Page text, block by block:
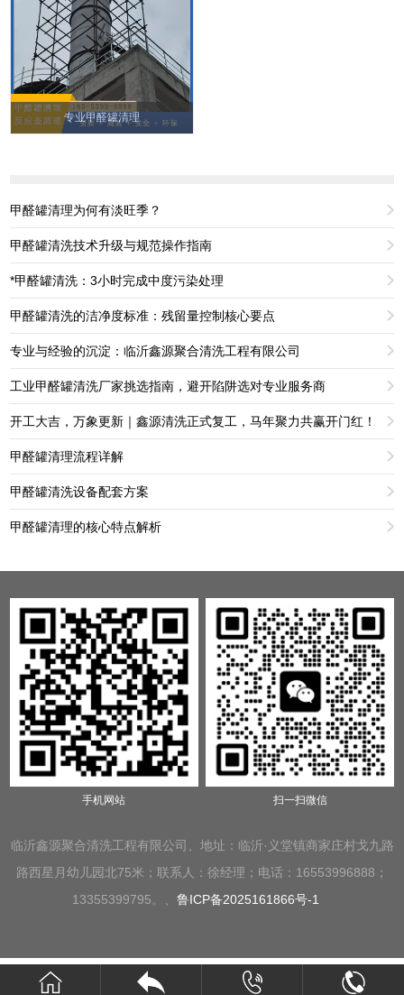
专业甲醛罐清理
甲醛罐清理为何有淡旺季？
甲醛罐清洗技术升级与规范操作指南
*甲醛罐清洗：3小时完成中度污染处理
甲醛罐清洗的洁净度标准：残留量控制核心要点
专业与经验的沉淀：临沂鑫源聚合清洗工程有限公司
工业甲醛罐清洗厂家挑选指南，避开陷阱选对专业服务商
开工大吉，万象更新｜鑫源清洗正式复工，马年聚力共赢开门红！
甲醛罐清理流程详解
甲醛罐清洗设备配套方案
甲醛罐清理的核心特点解析
手机网站 扫一扫微信
临沂鑫源聚合清洗工程有限公司、地址：临沂·义堂镇商家庄村戈九路
路西星月幼儿园北75米；联系人：徐经理；电话：16553996888；
13355399795。、 鲁ICP备2025161866号-1